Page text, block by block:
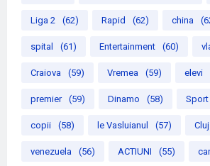
Liga 2 (62) Rapid (62) china
spital (61) Entertainment (60)
Craiova (59) Vremea (59) elevi
premier (59) Dinamo (58)
copii (58) le Vasluianul (57) Cluj
venezuela (56) ACTIUNI (55)